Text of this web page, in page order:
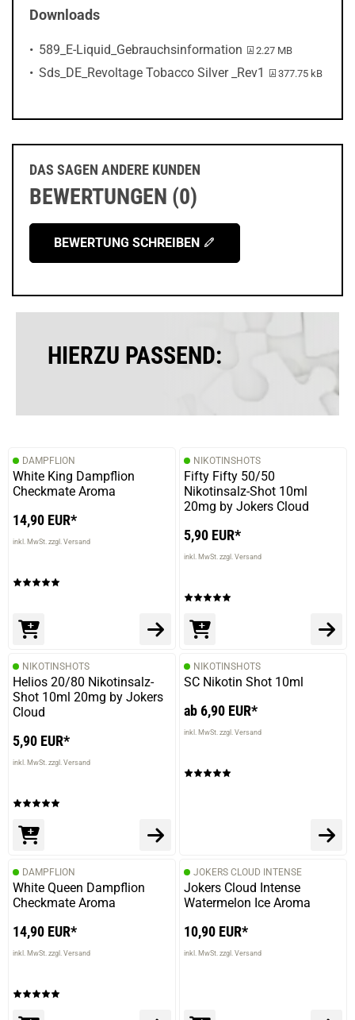
Downloads
589_E-Liquid_Gebrauchsinformation PDF-Datei:
2.27 MB
Sds_DE_Revoltage Tobacco Silver _Rev1 PDF-Datei:
377.75 kB
DAS SAGEN ANDERE KUNDEN
BEWERTUNGEN (0)
BEWERTUNG SCHREIBEN
HIERZU PASSEND:
DAMPFLION
White King Dampflion
Checkmate Aroma
14,90 EUR*
inkl. MwSt. zzgl. Versand
NIKOTINSHOTS
Fifty Fifty 50/50
Nikotinsalz-Shot 10ml
20mg by Jokers Cloud
5,90 EUR*
inkl. MwSt. zzgl. Versand
NIKOTINSHOTS
Helios 20/80 Nikotinsalz-
Shot 10ml 20mg by Jokers
Cloud
5,90 EUR*
inkl. MwSt. zzgl. Versand
NIKOTINSHOTS
SC Nikotin Shot 10ml
ab 6,90 EUR*
inkl. MwSt. zzgl. Versand
DAMPFLION
White Queen Dampflion
Checkmate Aroma
14,90 EUR*
inkl. MwSt. zzgl. Versand
JOKERS CLOUD INTENSE
Jokers Cloud Intense
Watermelon Ice Aroma
10,90 EUR*
inkl. MwSt. zzgl. Versand